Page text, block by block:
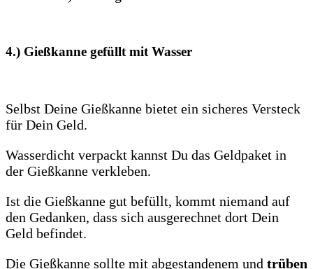
4.) Gießkanne gefüllt mit Wasser
Selbst Deine Gießkanne bietet ein sicheres Versteck
für Dein Geld.
Wasserdicht verpackt kannst Du das Geldpaket in
der Gießkanne verkleben.
Ist die Gießkanne gut befüllt, kommt niemand auf
den Gedanken, dass sich ausgerechnet dort Dein
Geld befindet.
Die Gießkanne sollte mit abgestandenem und trüben